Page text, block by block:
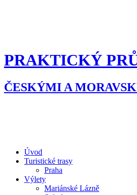
PRAKTICKÝ
ČESKÝMI A
Úvod
Turistické trasy
Praha
Výlety
Mariánské Lázně